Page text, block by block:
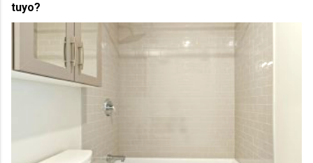
tuyo?